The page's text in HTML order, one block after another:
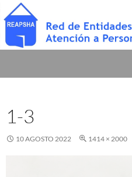
Saltar
al
contenido
1-3
10 AGOSTO 2022 1414 × 2000